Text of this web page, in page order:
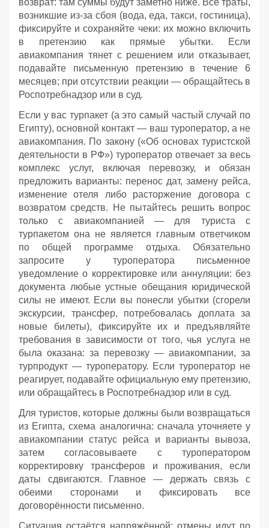
возврат: там суммы будут заметно ниже. Все траты,
возникшие из‑за сбоя (вода, еда, такси, гостиница),
фиксируйте и сохраняйте чеки: их можно включить
в претензию как прямые убытки. Если
авиакомпания тянет с решением или отказывает,
подавайте письменную претензию в течение 6
месяцев; при отсутствии реакции — обращайтесь в
Роспотребнадзор или в суд.
Если у вас турпакет (а это самый частый случай по
Египту), основной контакт — ваш туроператор, а не
авиакомпания. По закону («Об основах туристской
деятельности в РФ») туроператор отвечает за весь
комплекс услуг, включая перевозку, и обязан
предложить варианты: перенос дат, замену рейса,
изменение отеля либо расторжение договора с
возвратом средств. Не пытайтесь решить вопрос
только с авиакомпанией — для туриста с
турпакетом она не является главным ответчиком
по общей программе отдыха. Обязательно
запросите у туроператора письменное
уведомление о корректировке или аннуляции: без
документа любые устные обещания юридической
силы не имеют. Если вы понесли убытки (сгорели
экскурсии, трансфер, потребовалась доплата за
новые билеты), фиксируйте их и предъявляйте
требования в зависимости от того, чья услуга не
была оказана: за перевозку — авиакомпании, за
турпродукт — туроператору. Если туроператор не
реагирует, подавайте официальную ему претензию,
или обращайтесь в Роспотребнадзор или в суд.
Для туристов, которые должны были возвращаться
из Египта, схема аналогична: сначала уточняете у
авиакомпании статус рейса и варианты вывоза,
затем согласовываете с туроператором
корректировку трансферов и проживания, если
даты сдвигаются. Главное — держать связь с
обеими сторонами и фиксировать все
договорённости письменно.